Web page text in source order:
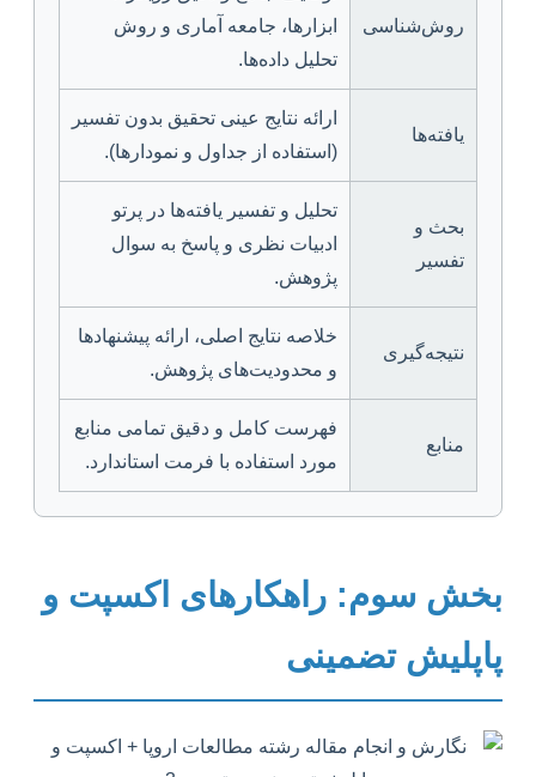
روش‌شناسی
ابزارها، جامعه آماری و روش
تحلیل داده‌ها.
یافته‌ها
ارائه نتایج عینی تحقیق بدون تفسیر
(استفاده از جداول و نمودارها).
بحث و
تفسیر
تحلیل و تفسیر یافته‌ها در پرتو
ادبیات نظری و پاسخ به سوال
پژوهش.
نتیجه‌گیری
خلاصه نتایج اصلی، ارائه پیشنهادها
و محدودیت‌های پژوهش.
منابع
فهرست کامل و دقیق تمامی منابع
مورد استفاده با فرمت استاندارد.
بخش سوم: راهکارهای اکسپت و
پاپلیش تضمینی